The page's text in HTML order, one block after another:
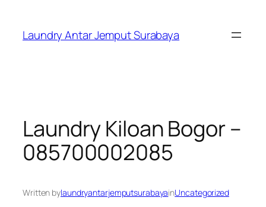
content
Laundry Antar Jemput Surabaya
Laundry Kiloan Bogor –
085700002085
Written bylaundryantarjemputsurabayainUncategorized